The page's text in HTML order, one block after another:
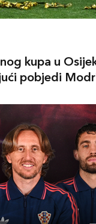
kupa u
pobjedi